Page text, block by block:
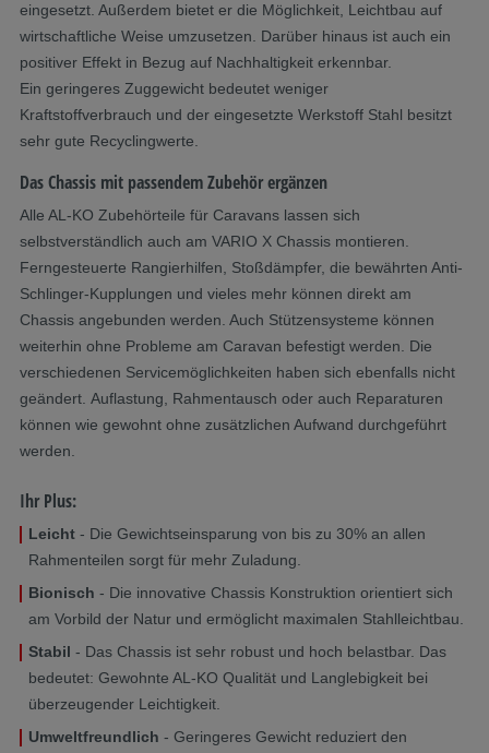
eingesetzt. Außerdem bietet er die Möglichkeit, Leichtbau auf
wirtschaftliche Weise umzusetzen. Darüber hinaus ist auch ein
positiver Effekt in Bezug auf Nachhaltigkeit erkennbar.
Ein geringeres Zuggewicht bedeutet weniger
Kraftstoffverbrauch und der eingesetzte Werkstoff Stahl besitzt
sehr gute Recyclingwerte.
Das Chassis mit passendem Zubehör ergänzen
Alle AL-KO Zubehörteile für Caravans lassen sich
selbstverständlich auch am VARIO X Chassis montieren.
Ferngesteuerte Rangierhilfen, Stoßdämpfer, die bewährten Anti-
Schlinger-Kupplungen und vieles mehr können direkt am
Chassis angebunden werden. Auch Stützensysteme können
weiterhin ohne Probleme am Caravan befestigt werden. Die
verschiedenen Servicemöglichkeiten haben sich ebenfalls nicht
geändert. Auflastung, Rahmentausch oder auch Reparaturen
können wie gewohnt ohne zusätzlichen Aufwand durchgeführt
werden.
Ihr Plus:
Leicht - Die Gewichtseinsparung von bis zu 30% an allen
Rahmenteilen sorgt für mehr Zuladung.
Bionisch - Die innovative Chassis Konstruktion orientiert sich
am Vorbild der Natur und ermöglicht maximalen Stahlleichtbau.
Stabil - Das Chassis ist sehr robust und hoch belastbar. Das
bedeutet: Gewohnte AL-KO Qualität und Langlebigkeit bei
überzeugender Leichtigkeit.
Umweltfreundlich - Geringeres Gewicht reduziert den